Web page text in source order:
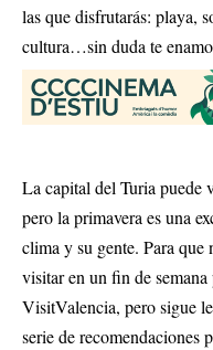
las que disfrutarás: playa,
cultura…sin duda te
La capital del Turia puede
pero la primavera es una
clima y su gente. Para que
visitar en un fin de
VisitValencia, pero sigue
serie de recomendaciones